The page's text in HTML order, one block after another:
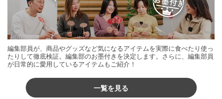
編集部員が、商品やグッズなど気になるアイテムを実際に食べたり使っ
たりして徹底検証。編集部のお墨付きを決定します。さらに、編集部員
が日常的に愛用しているアイテムもご紹介！
一覧を見る